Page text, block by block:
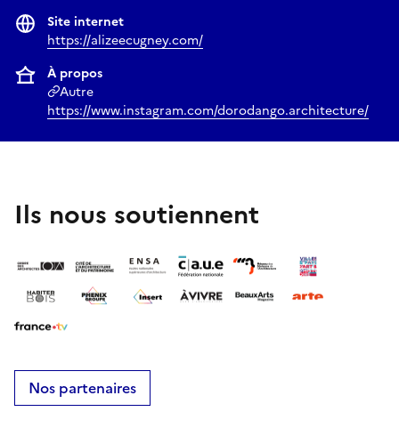
Site internet
https://alizeecugney.com/
À propos
Autre
https://www.instagram.com/dorodango.architecture/
Ils nous soutiennent
Nos partenaires